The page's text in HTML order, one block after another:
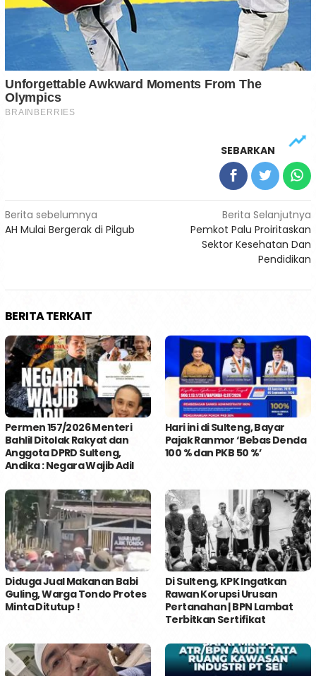
SEBARKAN
Navigasi
pos
Berita sebelumnya
AH Mulai Bergerak di Pilgub
Berita Selanjutnya
Pemkot Palu Proiritaskan
Sektor Kesehatan Dan
Pendidikan
BERITA TERKAIT
Permen 157/2026 Menteri
Bahlil Ditolak Rakyat dan
Anggota DPRD Sulteng,
Andika : Negara Wajib Adil
Hari ini di Sulteng, Bayar
Pajak Ranmor ‘Bebas Denda
100 % dan PKB 50 %’
Diduga Jual Makanan Babi
Guling, Warga Tondo Protes
Minta Ditutup !
Di Sulteng, KPK Ingatkan
Rawan Korupsi Urusan
Pertanahan | BPN Lambat
Terbitkan Sertifikat